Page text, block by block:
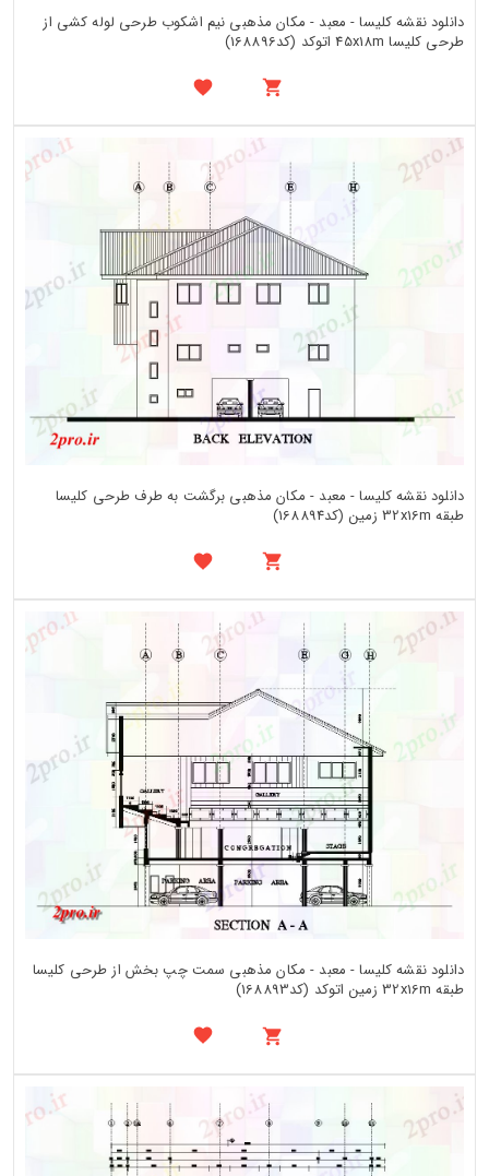
دانلود نقشه کلیسا - معبد - مکان مذهبی نیم اشکوب طرحی لوله کشی از
طرحی کلیسا 45x18m اتوکد (کد168896)
دانلود نقشه کلیسا - معبد - مکان مذهبی برگشت به طرف طرحی کلیسا
طبقه 32x16m زمین (کد168894)
دانلود نقشه کلیسا - معبد - مکان مذهبی سمت چپ بخش از طرحی کلیسا
طبقه 32x16m زمین اتوکد (کد168893)